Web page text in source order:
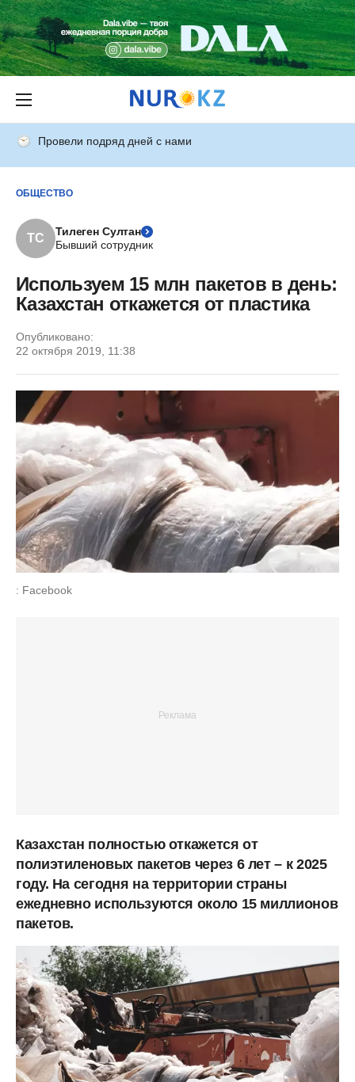
Провели подряд дней с нами
ОБЩЕСТВО
ТС
Тилеген Султан
Бывший сотрудник
Используем 15 млн пакетов в день:
Казахстан откажется от пластика
Опубликовано:
22 октября 2019, 11:38
: Facebook
Казахстан полностью откажется от
полиэтиленовых пакетов через 6 лет – к 2025
году. На сегодня на территории страны
ежедневно используются около 15 миллионов
пакетов.